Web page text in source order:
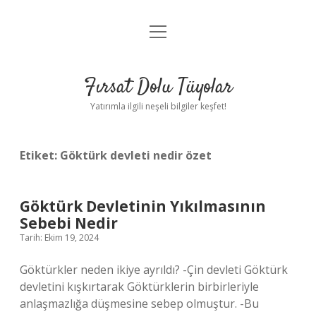
Gizlilik Politikası
Yasal Uyarı
menüyü
Fırsat Dolu Tüyolar
Yatırımla ilgili neşeli bilgiler keşfet!
Etiket: Göktürk devleti nedir özet
Göktürk Devletinin Yıkılmasının
Sebebi Nedir
Tarih: Ekim 19, 2024
Göktürkler neden ikiye ayrıldı? -Çin devleti Göktürk
devletini kışkırtarak Göktürklerin birbirleriyle
anlaşmazlığa düşmesine sebep olmuştur. -Bu